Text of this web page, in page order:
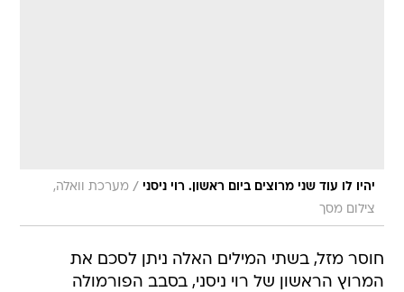
יהיו לו עוד שני מרוצים ביום ראשון. רוי ניסני / מערכת וואלה,
צילום מסך
חוסר מזל, בשתי המילים האלה ניתן לסכם את
המרוץ הראשון של רוי ניסני, בסבב הפורמולה